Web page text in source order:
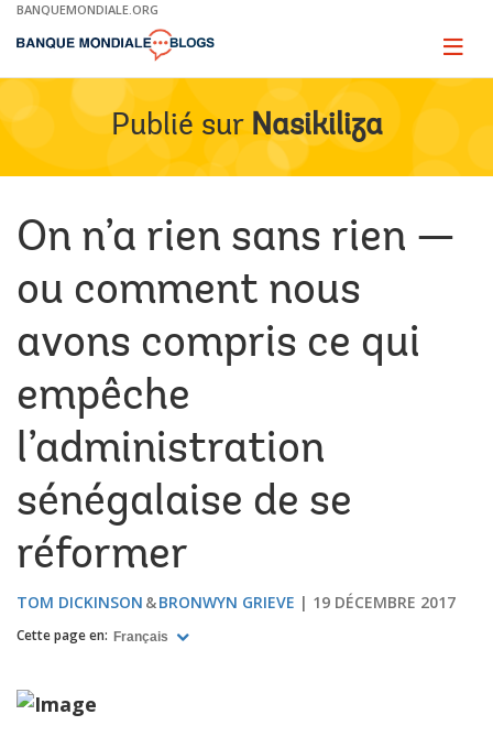
Skip
Main
BANQUEMONDIALE.ORG
Page
Publié sur Nasikiliza
On n’a rien sans rien —
ou comment nous
avons compris ce qui
empêche
l’administration
sénégalaise de se
réformer
TOM DICKINSON BRONWYN GRIEVE 19 DÉCEMBRE 2017
Cette page en: Français